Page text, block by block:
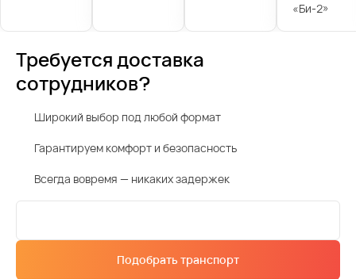
«Би-2»
Требуется доставка
сотрудников?
Широкий выбор под любой формат
Гарантируем комфорт и безопасность
Всегда вовремя — никаких задержек
Подобрать транспорт